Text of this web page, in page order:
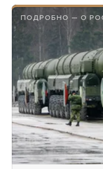
ПОДРОБНО — О